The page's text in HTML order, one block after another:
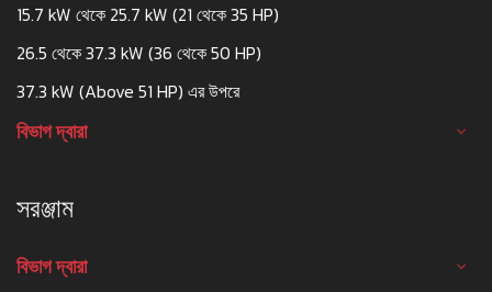
15.7 kW থেকে 25.7 kW (21 থেকে 35 HP)
26.5 থেকে 37.3 kW (36 থেকে 50 HP)
37.3 kW (Above 51 HP) এর উপরে
বিভাগ দ্বারা
সরঞ্জাম
বিভাগ দ্বারা